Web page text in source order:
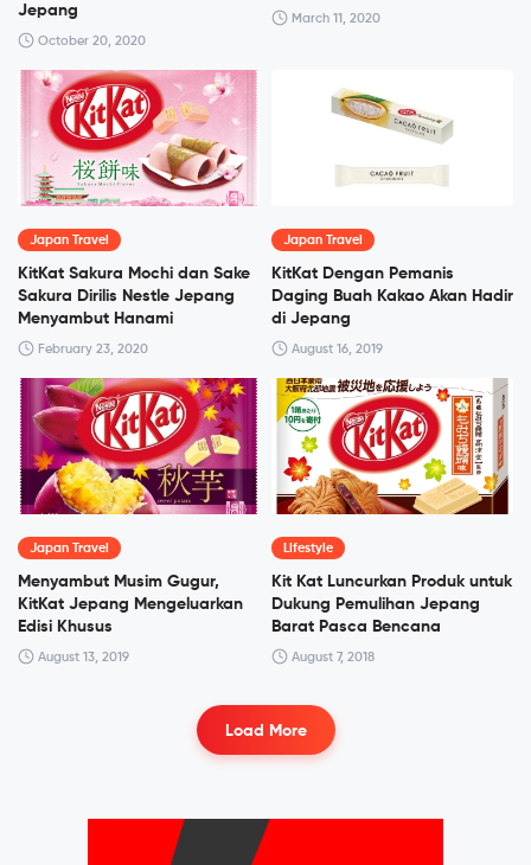
Jepang
October 20, 2020
March 11, 2020
Japan Travel
KitKat Sakura Mochi dan Sake
Sakura Dirilis Nestle Jepang
Menyambut Hanami
February 23, 2020
Japan Travel
KitKat Dengan Pemanis
Daging Buah Kakao Akan Hadir
di Jepang
August 16, 2019
Japan Travel
Menyambut Musim Gugur,
KitKat Jepang Mengeluarkan
Edisi Khusus
August 13, 2019
Lifestyle
Kit Kat Luncurkan Produk untuk
Dukung Pemulihan Jepang
Barat Pasca Bencana
August 7, 2018
Load More